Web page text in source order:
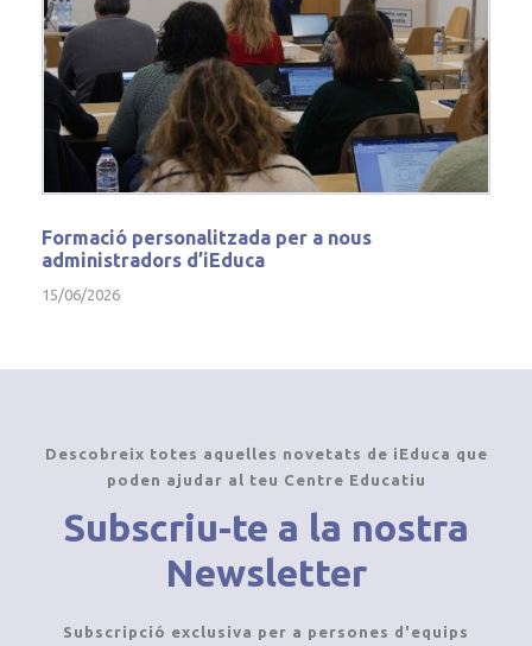
Formació personalitzada per a nous
administradors d’iEduca
15/06/2026
Descobreix totes aquelles novetats de iEduca que
poden ajudar al teu Centre Educatiu
Subscriu-te a la nostra
Newsletter
Subscripció exclusiva per a persones d'equips